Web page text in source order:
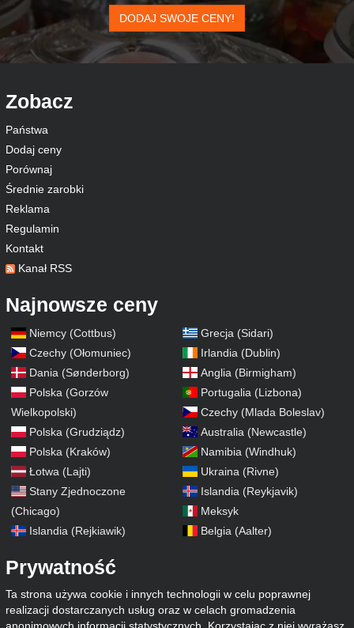
DODAJ SWOJE CENY!
Zobacz
Państwa
Dodaj ceny
Porównaj
Średnie zarobki
Reklama
Regulamin
Kontakt
Kanał RSS
Najnowsze ceny
Niemcy (Cottbus)
Czechy (Ołomuniec)
Dania (Sønderborg)
Polska (Gorzów
Wielkopolski)
Polska (Grudziądz)
Polska (Kraków)
Łotwa (Lajti)
Stany Zjednoczone
(Chicago)
Islandia (Rejkiawik)
Grecja (Sidari)
Irlandia (Dublin)
Anglia (Birmigham)
Portugalia (Lizbona)
Czechy (Mlada Boleslav)
Australia (Newcastle)
Namibia (Windhuk)
Ukraina (Rivne)
Islandia (Reykjavik)
Meksyk
Belgia (Aalter)
Prywatność
Ta strona używa cookie i innych technologii w celu poprawnej
realizacji dostarczanych usług oraz w celach gromadzenia